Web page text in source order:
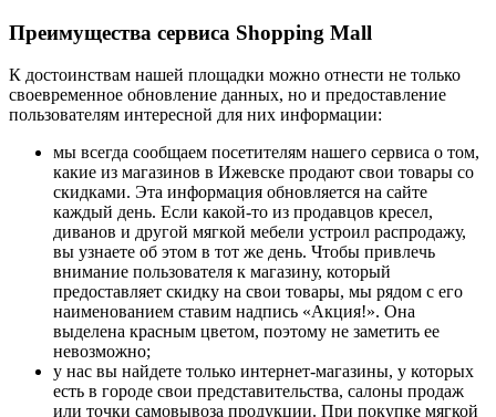
Преимущества сервиса Shopping Mall
К достоинствам нашей площадки можно отнести не только
своевременное обновление данных, но и предоставление
пользователям интересной для них информации:
мы всегда сообщаем посетителям нашего сервиса о том,
какие из магазинов в Ижевске продают свои товары со
скидками. Эта информация обновляется на сайте
каждый день. Если какой-то из продавцов кресел,
диванов и другой мягкой мебели устроил распродажу,
вы узнаете об этом в тот же день. Чтобы привлечь
внимание пользователя к магазину, который
предоставляет скидку на свои товары, мы рядом с его
наименованием ставим надпись «Акция!». Она
выделена красным цветом, поэтому не заметить ее
невозможно;
у нас вы найдете только интернет-магазины, у которых
есть в городе свои представительства, салоны продаж
или точки самовывоза продукции. При покупке мягкой